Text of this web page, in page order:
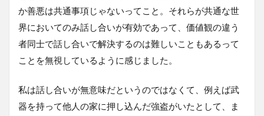
か善悪は共通事項じゃないってこと。それらが共通な世
界においてのみ話し合いが有効であって、価値観の違う
者同士で話し合いで解決するのは難しいこともあるって
ことを無視しているように感じました。
私は話し合いが無意味だというのではなくて、例えば武
器を持って他人の家に押し込んだ強盗がいたとして、ま